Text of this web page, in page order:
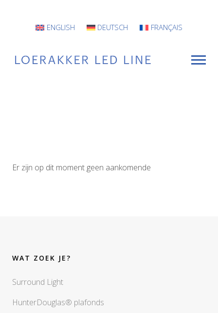
ENGLISH DEUTSCH FRANÇAIS
Er zijn op dit moment geen aankomende
WAT ZOEK JE?
Surround Light
HunterDouglas® plafonds